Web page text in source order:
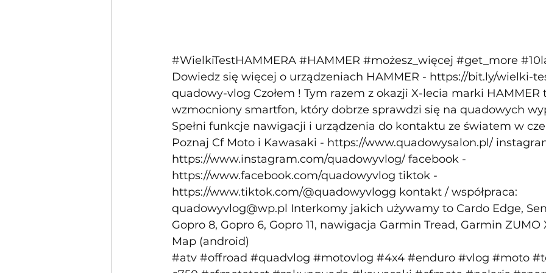
#WielkiTestHAMMERA #HAMMER #możesz_więcej #get_more
Dowiedz się więcej o urządzeniach HAMMER - https://bit.ly/wielki-
quadowy-vlog Czołem ! Tym razem z okazji X-lecia marki
wzmocniony smartfon, który dobrze sprawdzi się na quadowych
Spełni funkcje nawigacji i urządzenia do kontaktu ze światem w
Poznaj Cf Moto i Kawasaki - https://www.quadowysalon.pl/
https://www.instagram.com/quadowyvlog/ facebook -
https://www.facebook.com/quadowyvlog tiktok -
https://www.tiktok.com/@quadowyvlogg kontakt / współpraca:
quadowyvlog@wp.pl Interkomy jakich używamy to Cardo Edge,
Gopro 8, Gopro 6, Gopro 11, nawigacja Garmin Tread, Garmin ZUMO
Map (android)
#atv #offroad #quadvlog #motovlog #4x4 #enduro #vlog #moto